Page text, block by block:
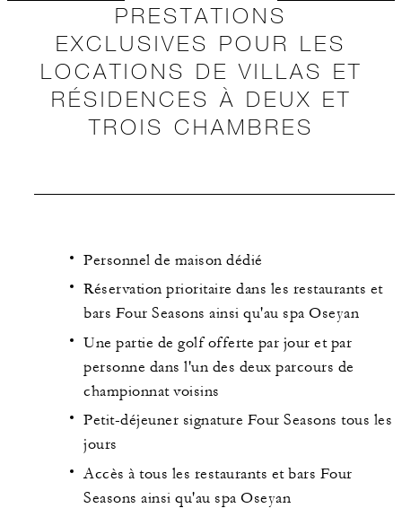
PRESTATIONS
EXCLUSIVES POUR LES
LOCATIONS DE VILLAS ET
RÉSIDENCES À DEUX ET
TROIS CHAMBRES
Personnel de maison dédié
Réservation prioritaire dans les restaurants et
bars Four Seasons ainsi qu'au spa Oseyan
Une partie de golf offerte par jour et par
personne dans l'un des deux parcours de
championnat voisins
Petit-déjeuner signature Four Seasons tous les
jours
Accès à tous les restaurants et bars Four
Seasons ainsi qu'au spa Oseyan